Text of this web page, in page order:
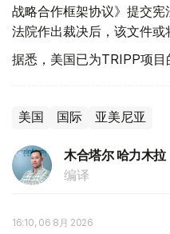
战略合作框架协议》提交
法院作出裁决后，该文件或
据悉，美国已为TRIPP项目
美国 国际 亚美尼亚
木合塔尔 哈力木拉
编译
16:10, 06 8月 2026